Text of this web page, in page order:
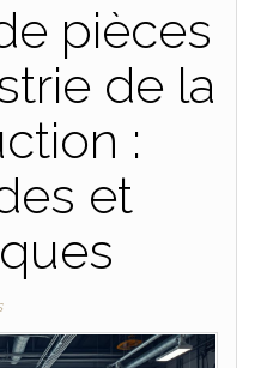
pièces
de la
:
et